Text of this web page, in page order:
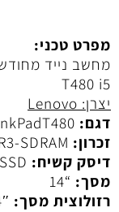
מפרט טכני:
T480 i5
יצרן: Lenovo
דגם:
זכרון: SDRAM
דיסק קשיח:
מסך: “14
רזולוצית מסך: